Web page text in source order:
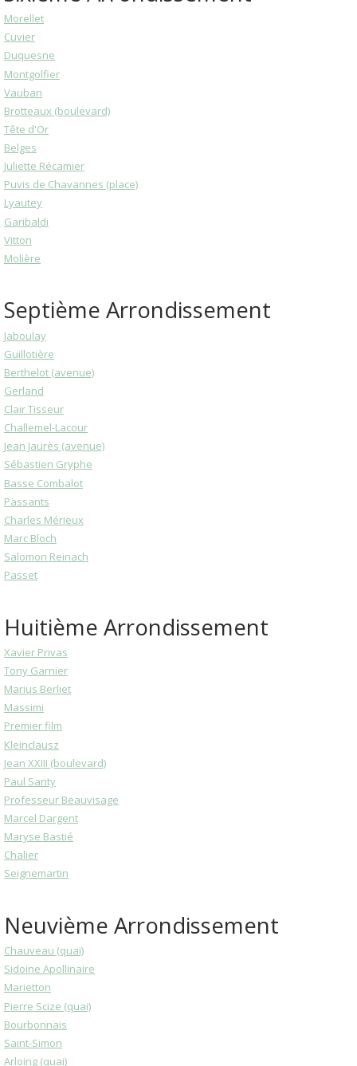
Morellet
Cuvier
Duquesne
Montgolfier
Vauban
Brotteaux (boulevard)
Tête d'Or
Belges
Juliette Récamier
Puvis de Chavannes (place)
Lyautey
Garibaldi
Vitton
Molière
Septième Arrondissement
Jaboulay
Guillotière
Berthelot (avenue)
Gerland
Clair Tisseur
Challemel-Lacour
Jean Jaurès (avenue)
Sébastien Gryphe
Basse Combalot
Pässants
Charles Mérieux
Marc Bloch
Salomon Reinach
Passet
Huitième Arrondissement
Xavier Privas
Tony Garnier
Marius Berliet
Massimi
Premier film
Kleinclausz
Jean XXIII (boulevard)
Paul Santy
Professeur Beauvisage
Marcel Dargent
Maryse Bastié
Chalier
Seignemartin
Neuvième Arrondissement
Chauveau (quai)
Sidoine Apollinaire
Marietton
Pierre Scize (quai)
Bourbonnais
Saint-Simon
Arloing (quai)